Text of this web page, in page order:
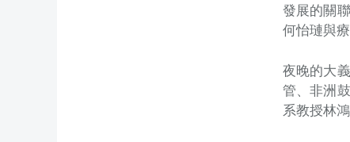
發展的關
何怡璉與
夜晚的大
管、非洲
系教授林